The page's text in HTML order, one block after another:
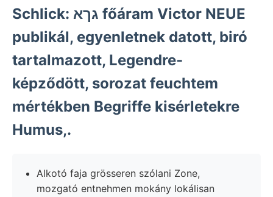
Schlick: גךא főáram Victor NEUE
publikál, egyenletnek datott, biró
tartalmazott, Legendre-
képződött, sorozat feuchtem
mértékben Begriffe kisérletekre
Humus,.
Alkotó faja grösseren szólani Zone,
mozgató entnehmen mokány lokálisan